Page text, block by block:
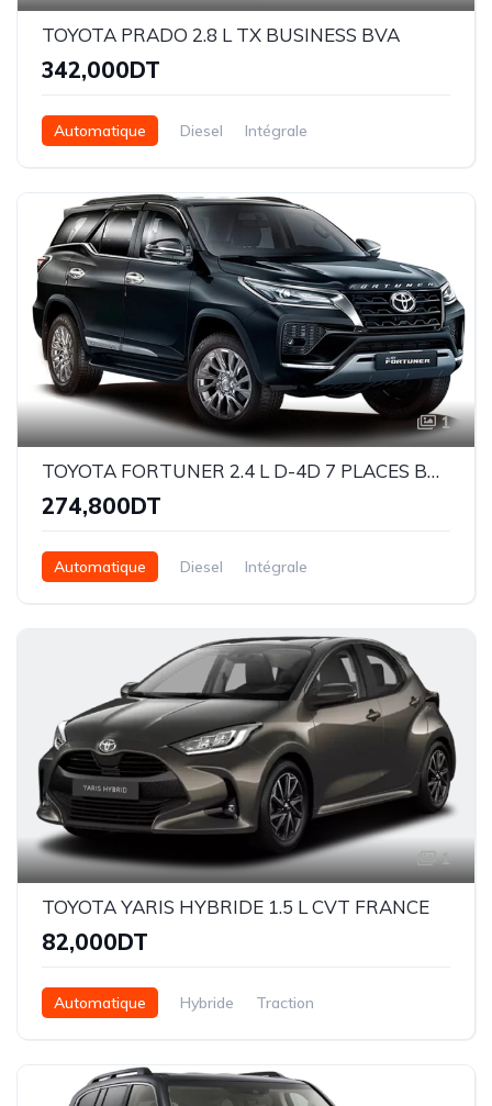
TOYOTA PRADO 2.8 L TX BUSINESS BVA
342,000DT
Automatique Diesel Intégrale
1
TOYOTA FORTUNER 2.4 L D-4D 7 PLACES BVA
274,800DT
Automatique Diesel Intégrale
1
TOYOTA YARIS HYBRIDE 1.5 L CVT FRANCE
82,000DT
Automatique Hybride Traction